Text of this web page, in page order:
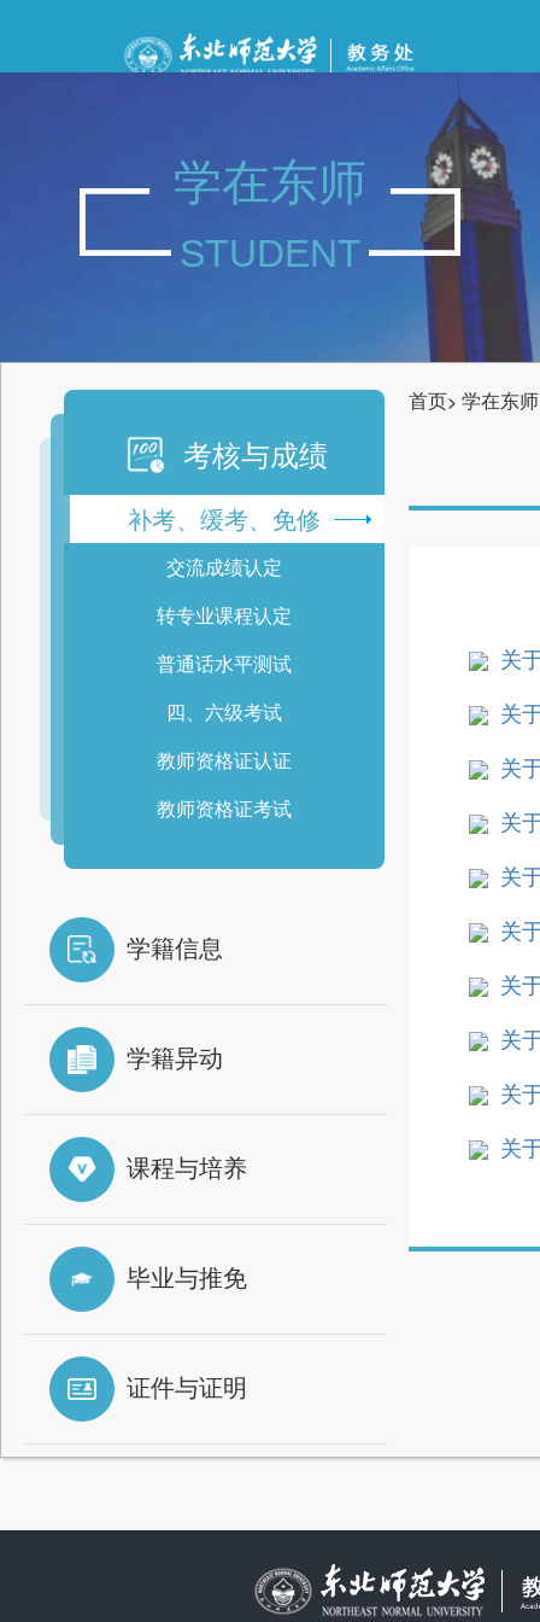
学在东师
STUDENT
考核与成绩
补考、缓考、免修
交流成绩认定
转专业课程认定
普通话水平测试
四、六级考试
教师资格证认证
教师资格证考试
学籍信息
学籍异动
课程与培养
毕业与推免
证件与证明
首页> 学在东师
关
关
关
关
关
关
关
关
关
关